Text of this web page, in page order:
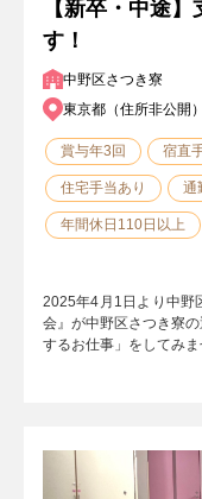
【新卒・中途
す！
中野区さつき寮
東京都（住所非公開）
賞与年3回 宿直
住宅手当あり 通
年間休日110日以上
2025年4月1日より中野
会』が中野区さつき寮
するお仕事」をしてみ